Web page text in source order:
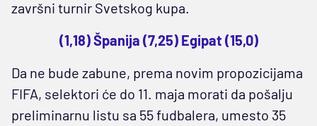
završni turnir Svetskog kupa.
(1,18) Španija (7,25) Egipat (15,0)
Da ne bude zabune, prema novim propozicijama
FIFA, selektori će do 11. maja morati da pošalju
preliminarnu listu sa 55 fudbalera, umesto 35